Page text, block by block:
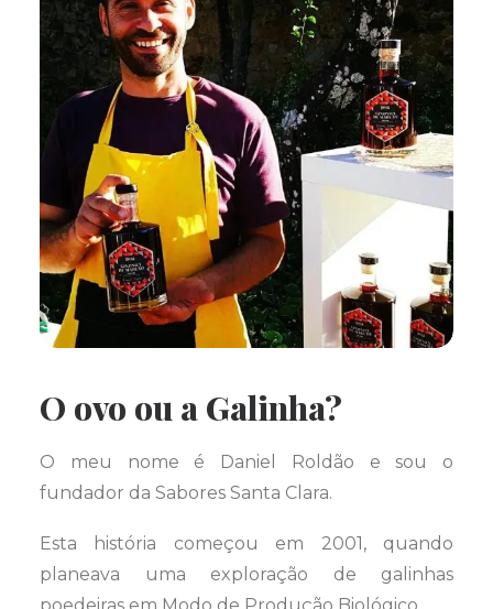
O ovo ou a Galinha?
O meu nome é Daniel Roldão e sou o
fundador da Sabores Santa Clara.
Esta história começou em 2001, quando
planeava uma exploração de galinhas